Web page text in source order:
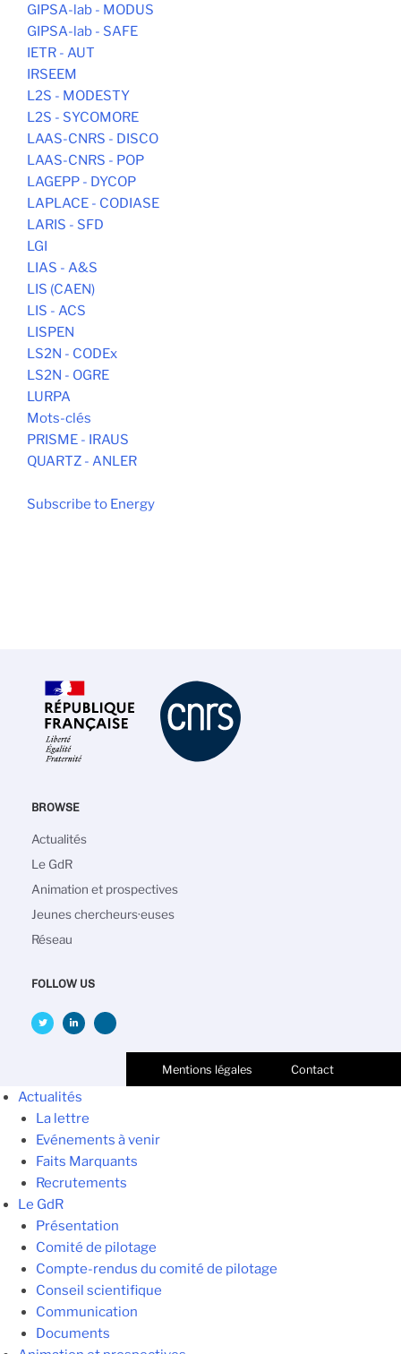
GIPSA-lab - MODUS
GIPSA-lab - SAFE
IETR - AUT
IRSEEM
L2S - MODESTY
L2S - SYCOMORE
LAAS-CNRS - DISCO
LAAS-CNRS - POP
LAGEPP - DYCOP
LAPLACE - CODIASE
LARIS - SFD
LGI
LIAS - A&S
LIS (CAEN)
LIS - ACS
LISPEN
LS2N - CODEx
LS2N - OGRE
LURPA
Mots-clés
PRISME - IRAUS
QUARTZ - ANLER
Subscribe to Energy
BROWSE
Main
navigation
Actualités
Le GdR
Animation et prospectives
Jeunes chercheurs·euses
Réseau
FOLLOW US
Mentions légales Contact
Actualités
La lettre
Evénements à venir
Faits Marquants
Recrutements
Le GdR
Présentation
Comité de pilotage
Compte-rendus du comité de pilotage
Conseil scientifique
Communication
Documents